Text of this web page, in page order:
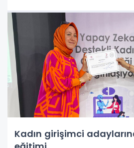
Kadın girişimci